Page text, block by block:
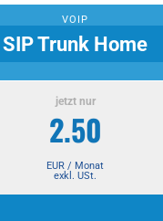
VOIP
SIP Trunk Home
jetzt nur
2.50
EUR / Monat
exkl. USt.